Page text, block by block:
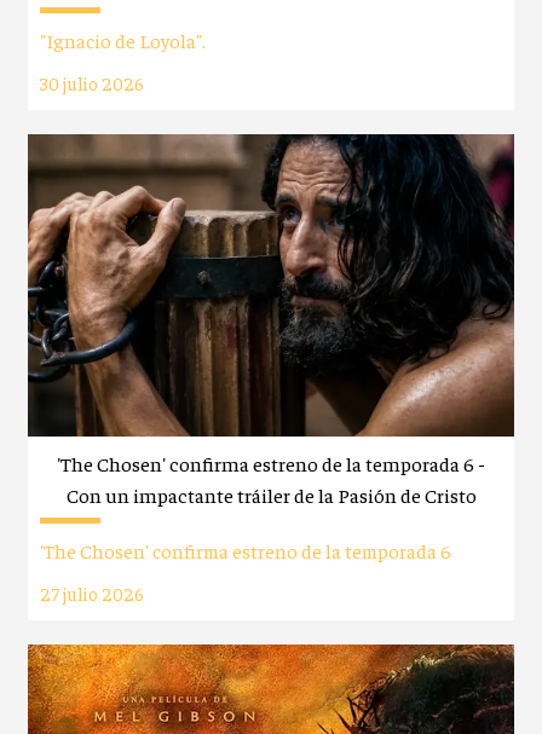
"Ignacio de Loyola".
30 julio 2026
'The Chosen' confirma estreno de la temporada 6 -
Con un impactante tráiler de la Pasión de Cristo
'The Chosen' confirma estreno de la temporada 6
27 julio 2026